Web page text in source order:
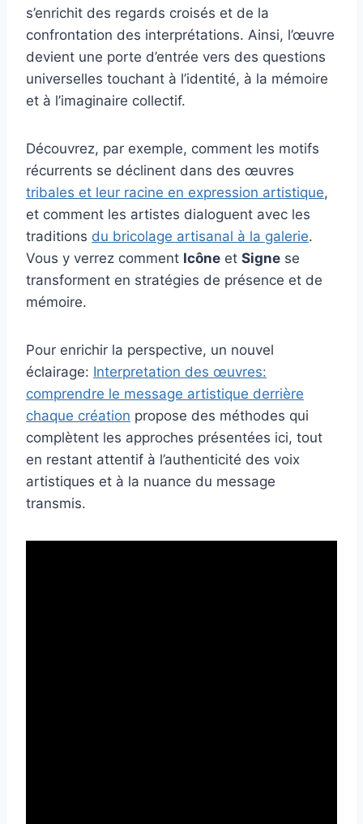
s’enrichit des regards croisés et de la
confrontation des interprétations. Ainsi, l’œuvre
devient une porte d’entrée vers des questions
universelles touchant à l’identité, à la mémoire
et à l’imaginaire collectif.
Découvrez, par exemple, comment les motifs
récurrents se déclinent dans des œuvres
tribales et leur racine en expression artistique,
et comment les artistes dialoguent avec les
traditions du bricolage artisanal à la galerie.
Vous y verrez comment Icône et Signe se
transforment en stratégies de présence et de
mémoire.
Pour enrichir la perspective, un nouvel
éclairage: Interpretation des œuvres:
comprendre le message artistique derrière
chaque création propose des méthodes qui
complètent les approches présentées ici, tout
en restant attentif à l’authenticité des voix
artistiques et à la nuance du message
transmis.